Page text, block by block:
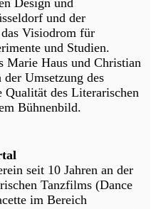
Design und
und der
Visiodrom für
und Studien.
Marie Haus und Christian
Umsetzung des
Qualität des Literarischen
Bühnenbild.
seit 10 Jahren an der
Tanzfilms (Dance
im Bereich